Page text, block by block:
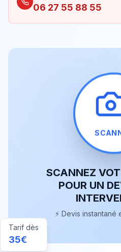
06 27 55 88 55
SCANNEZ
POUR UN
⚡ Devis
Tarif dès
35€